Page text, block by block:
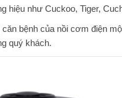
hiệu như Cuckoo, Tiger,
bệnh của nồi cơm điện
quý khách.